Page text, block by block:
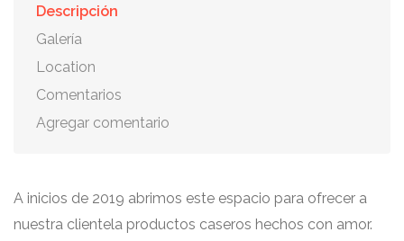
Descripción
Galería
Location
Comentarios
Agregar comentario
A inicios de 2019 abrimos este espacio para ofrecer a
nuestra clientela productos caseros hechos con amor.